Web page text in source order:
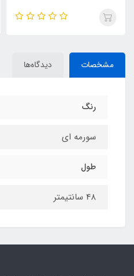
مشخصات دیدگاه‌ها
رنگ
سورمه ای
طول
48 سانتیمتر